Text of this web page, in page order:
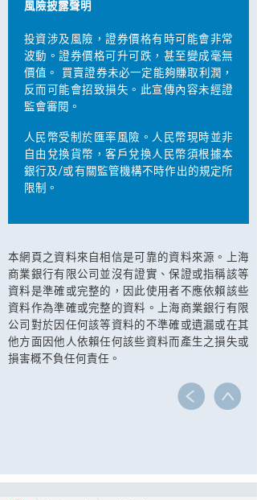
風險披露聲明
投資涉及風險，證券價格有時可能會非常
波動。證券價格可升可跌，甚至變成毫無
價值。 買賣證券未必一定能夠賺取利潤，
反而可能會招致損失。此宣傳內容未經證
監會審閱。
人民幣受制於匯率風險。人民幣現時並非
自由兌換貨幣，客戶兌換人民幣須根據本
銀行及/或有關監管機構不時作出的規定所
限制。
本網頁之資料來自相信是可靠的資料來源。上海
商業銀行有限公司並沒有證實、保證或指稱該等
資料是準確或完整的，因此使用者不應依賴該些
資料作為準確或完整的資料。上海商業銀行有限
公司對於因任何該等資料的不準確或遺漏或在其
他方面因他人依賴任何該些資料而產生之損失或
損害概不負任何責任。